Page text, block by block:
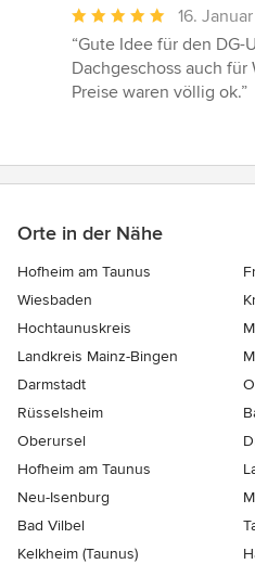
Durchschnittliche
Bewertung:
5
von
16.
“Gute Idee für den
Dachgeschoss auch
Preise waren völlig ok.”
Orte in der Nähe
Hofheim am Taunus
Wiesbaden
Hochtaunuskreis
Landkreis Mainz-Bingen
Darmstadt
Rüsselsheim
Oberursel
Hofheim am Taunus
Neu-Isenburg
Bad Vilbel
Kelkheim (Taunus)